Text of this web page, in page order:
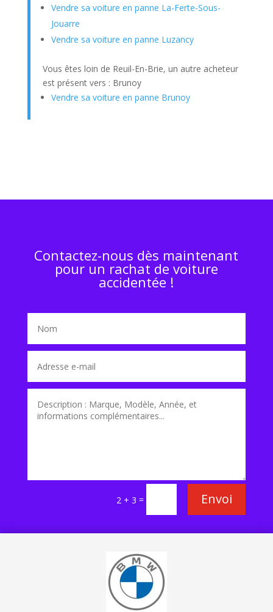
Vendre sa voiture en panne La-Ferte-Sous-
Jouarre
Vendre sa voiture en panne Luzancy
Vous êtes loin de Reuil-En-Brie, un autre acheteur
est présent vers : Brunoy
Vendre sa voiture en panne Brunoy
Contactez-nous dès maintenant
pour un rachat de voiture
accidentée !
2 + 3 = Envoi